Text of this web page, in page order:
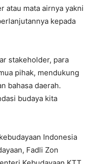
atau mata airnya yakni
kepada
stakeholder, para
pihak, mendukung
bahasa daerah.
budaya kita
Indonesia
Fadli Zon